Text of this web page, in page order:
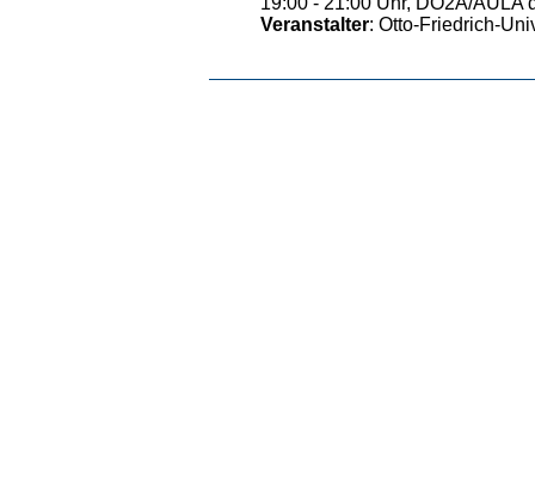
Veranstalter: Otto-Friedrich-